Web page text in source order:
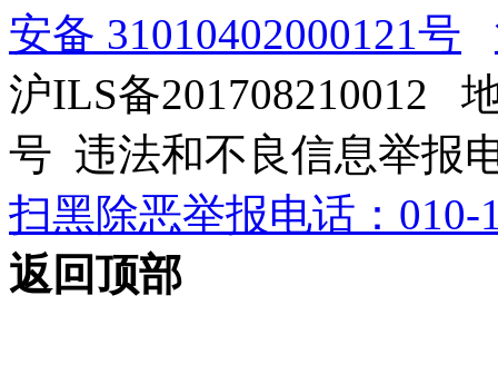
安备 31010402000121号
沪ILS备201708210012
号 违法和不良信息举报
扫黑除恶举报电话：010-
返回顶部